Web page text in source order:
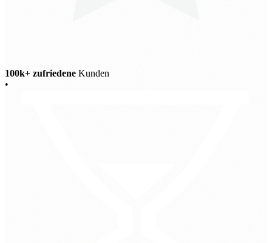
100k+ zufriedene Kunden
•